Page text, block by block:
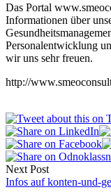
Das Portal
Informationen über
Personalentwicklung
wir uns sehr freuen.
http://
Next Post
Infos auf konten-und-